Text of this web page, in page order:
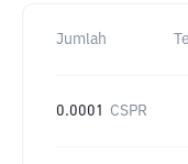
Jumlah
0.0001 CSPR